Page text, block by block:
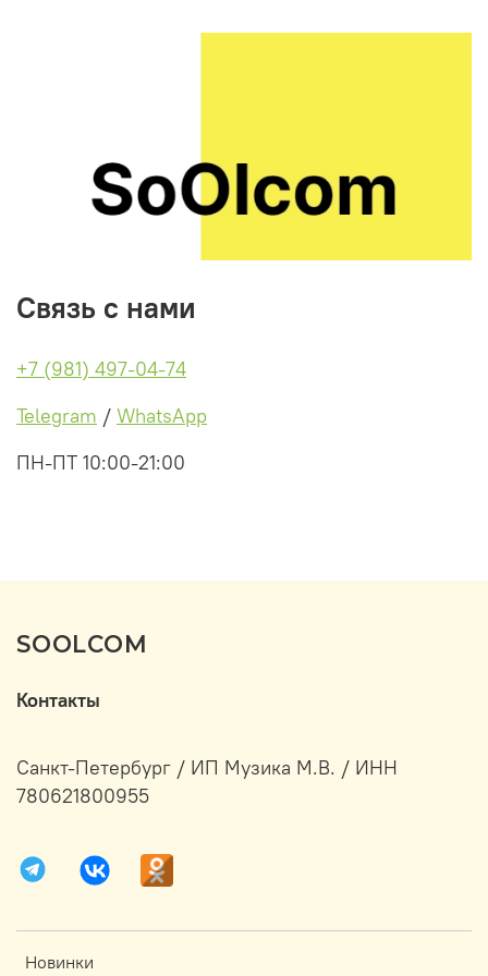
Связь с нами
+7 (981) 497-04-74
Telegram / WhatsApp
ПН-ПТ 10:00-21:00
SOOLCOM
Новинки
Контакты
Санкт-Петербург / ИП Музика М.В. / ИНН
780621800955